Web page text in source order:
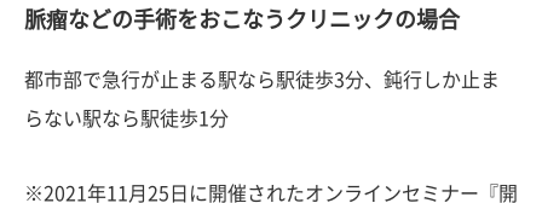
脈瘤などの手術をおこなうクリニックの場合
都市部で急行が止まる駅なら駅徒歩3分、鈍行しか止ま
らない駅なら駅徒歩1分
※2021年11月25日に開催されたオンラインセミナー『開